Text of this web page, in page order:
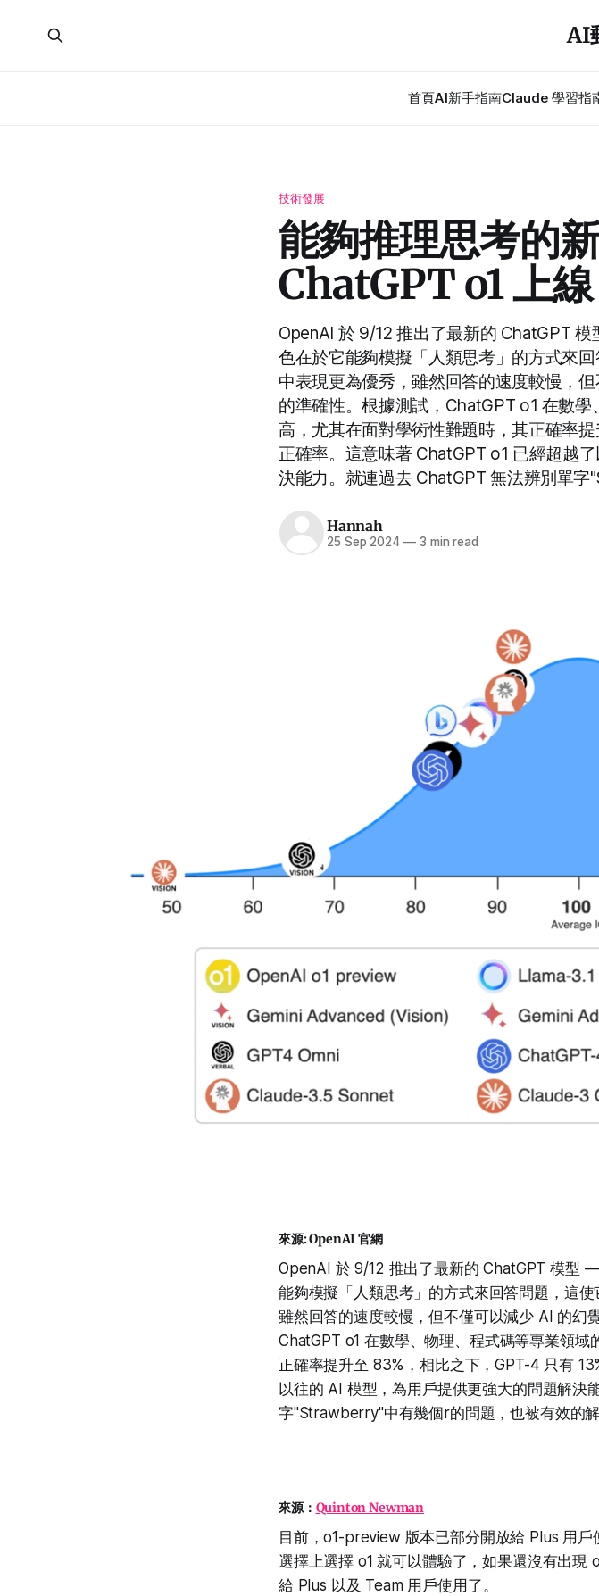
AI
首頁AI新手指南Claude 學習指
技術發展
能夠推理思考的
ChatGPT o1 上線
OpenAI 於 9/12 推出了最新的 ChatGPT
色在於它能夠模擬「人類思考」的方式來
中表現更為優秀，雖然回答的速度較慢，
的準確性。根據測試，ChatGPT o1 在數
高，尤其在面對學術性難題時，其正確率
正確率。這意味著 ChatGPT o1 已經超越
決能力。就連過去 ChatGPT 無法辨別單字
Hannah
25 Sep 2024 —3 min read
來源: OpenAI 官網
OpenAI 於 9/12 推出了最新的 ChatGPT 模型
能夠模擬「人類思考」的方式來回答問題，這
雖然回答的速度較慢，但不僅可以減少 AI 的幻
ChatGPT o1 在數學、物理、程式碼等專業領
正確率提升至 83%，相比之下，GPT-4 只有
以往的 AI 模型，為用戶提供更強大的問題解決
字"Strawberry"中有幾個r的問題，也被有效的解
來源： Quinton Newman
目前，o1-preview 版本已部分開放給 Plus 用
選擇上選擇 o1 就可以體驗了，如果還沒有出現
給 Plus 以及 Team 用戶使用了。